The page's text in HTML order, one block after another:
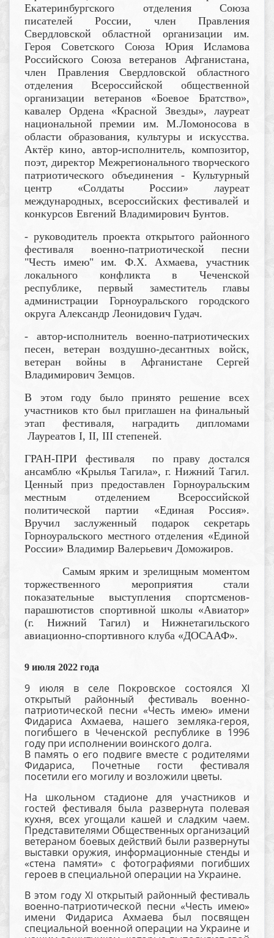
Екатеринбургского отделения Союза
писателей России, член Правления
Свердловской областной организации им.
Героя Советского Союза Юрия Исламова
Российского Союза ветеранов Афганистана,
член Правления Свердловской областного
отделения Всероссийской общественной
организации ветеранов «Боевое Братство»,
кавалер Ордена «Красной Звезды», лауреат
национальной премии им. М.Ломоносова в
области образования, культуры и искусства.
Актёр кино, автор-исполнитель, композитор,
поэт, директор Межрегионального творческого
патриотического объединения - Культурный
центр «Солдаты России» лауреат
международных, всероссийских фестивалей и
конкурсов Евгений Владимирович Бунтов.
- руководитель проекта открытого районного
фестиваля военно-патриотической песни
"Честь имею" им. Ф.Х. Ахмаева, участник
локального конфликта в Чеченской
республике, первый заместитель главы
администрации Горноуральского городского
округа Александр Леонидович Гудач.
- автор-исполнитель военно-патриотических
песен, ветеран воздушно-десантных войск,
ветеран войны в Афганистане Сергей
Владимирович Земцов.
В этом году было принято решение всех
участников кто был приглашен на финальный
этап фестиваля, наградитьдипломами
Лауреатов I, II, III степеней.
ГРАН-ПРИ фестиваля по праву достался
ансамблю «Крылья Тагила», г. Нижний Тагил.
Ценный приз предоставлен Горноуральским
местным отделением Всероссийской
политической партии «Единая Россия».
Вручил заслуженный подарок секретарь
Горноуральского местного отделения «Единой
России» Владимир Валерьевич Доможиров.
Самым ярким и зрелищным моментом
торжественного мероприятия стали
показательные выступления спортсменов-
парашютистов спортивной школы «Авиатор»
(г. Нижний Тагил) и Нижнетагильского
авиационно-спортивного клуба «ДОСААФ».
9 июля 2022 года
9 июля в селе Покровское состоялся XI
открытый районный фестиваль военно-
патриотической песни «Честь имею» имени
Фидариса Ахмаева, нашего земляка-героя,
погибшего в Чеченской республике в 1996
году при исполнении воинского долга.
В память о его подвиге вместе с родителями
Фидариса, Почетные гости фестиваля
посетили его могилу и возложили цветы.
На школьном стадионе для участников и
гостей фестиваля была развернута полевая
кухня, всех угощали кашей и сладким чаем.
Представителями Общественных организаций
ветераном боевых действий были развернуты
выставки оружия, информационные стенды и
«стена памяти» с фотографиями погибших
героев в специальной операции на Украине.
В этом году XI открытый районный фестиваль
военно-патриотической песни «Честь имею»
имени Фидариса Ахмаева был посвящен
специальной военной операции на Украине и